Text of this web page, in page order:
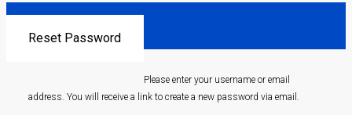
Reset Password
Please enter your username or email
address. You will receive a link to create a new password via email.